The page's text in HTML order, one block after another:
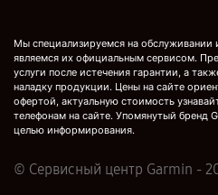
Мы специализируемся на обслуживании
являемся их официальным сервисом.
услуги после истечения гарантии, а
наладку продукции. Цены на сайте
офертой, актуальную стоимость
телефонам на сайте. Упомянутый бренд
целью информирования.
© Сервисный центр Garmin -